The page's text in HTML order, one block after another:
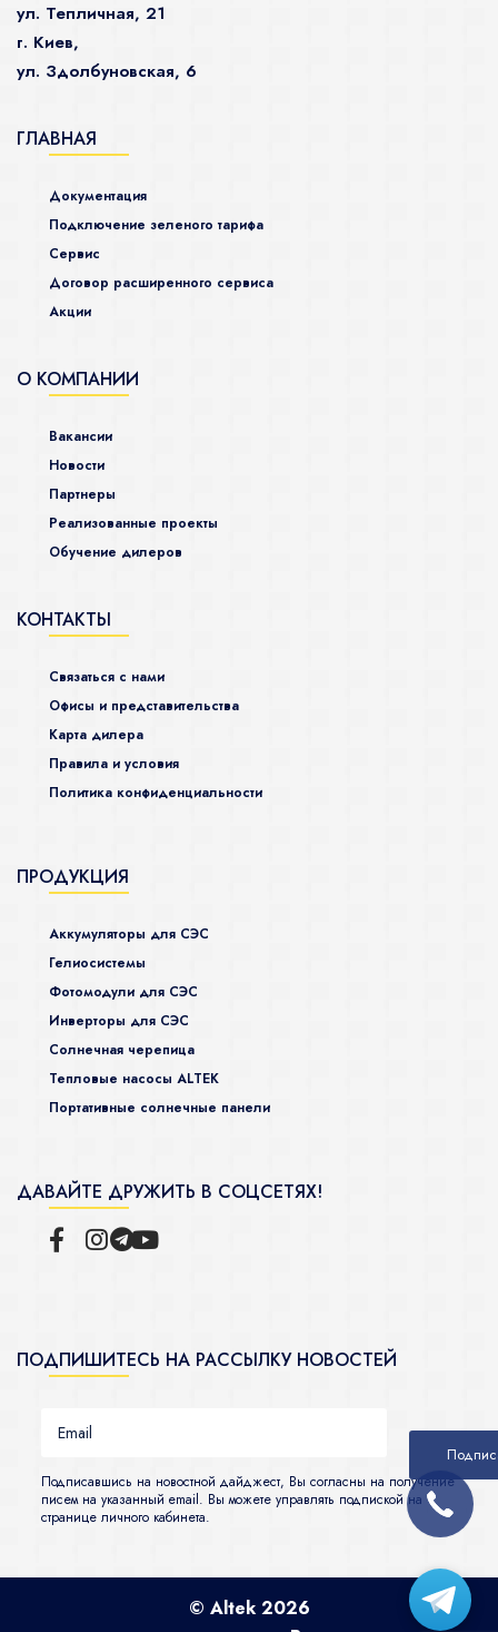
ул. Тепличная, 21
г. Киев,
ул. Здолбуновская, 6
ГЛАВНАЯ
Документация
Подключение зеленого тарифа
Сервис
Договор расширенного сервиса
Акции
О КОМПАНИИ
Вакансии
Новости
Партнеры
Реализованные проекты
Обучение дилеров
КОНТАКТЫ
Связаться с нами
Офисы и представительства
Карта дилера
Правила и условия
Политика конфиденциальности
ПРОДУКЦИЯ
Аккумуляторы для СЭС
Гелиосистемы
Фотомодули для СЭС
Инверторы для СЭС
Солнечная черепица
Тепловые насосы ALTEK
Портативные солнечные панели
ДАВАЙТЕ ДРУЖИТЬ В СОЦСЕТЯХ!
ПОДПИШИТЕСЬ НА РАССЫЛКУ НОВОСТЕЙ
Подписавшись на новостной дайджест, Вы согласны на получение
писем на указанный email. Вы можете управлять подпиской на
странице личного кабинета.
© Altek 2026